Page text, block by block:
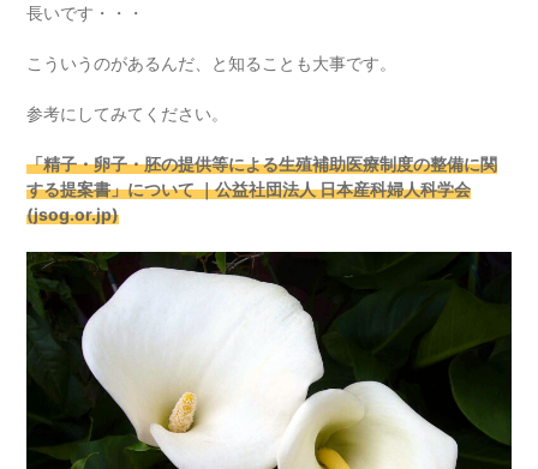
長いです・・・
こういうのがあるんだ、と知ることも大事です。
参考にしてみてください。
「精⼦・卵⼦・胚の提供等による⽣殖補助医療制度の整備に関
する提案書」について ｜公益社団法人 日本産科婦人科学会
(jsog.or.jp)